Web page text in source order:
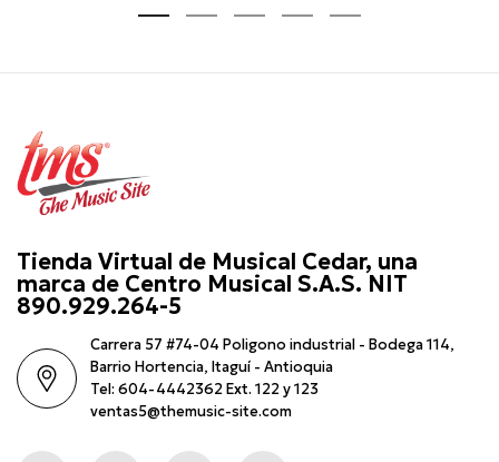
Tienda Virtual de Musical Cedar, una
marca de Centro Musical S.A.S. NIT
890.929.264-5
Carrera 57 #74-04 Poligono industrial - Bodega 114,
Barrio Hortencia, Itaguí - Antioquia
Tel: 604-4442362 Ext. 122 y 123
ventas5@themusic-site.com